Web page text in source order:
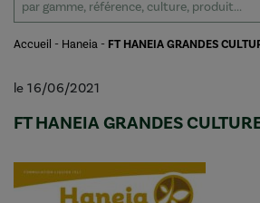
Accueil - Haneia - FT HANEIA GRANDES
le 16/06/2021
FT HANEIA GRANDES